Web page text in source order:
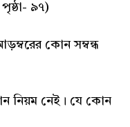
৯৭)
কোন সম্বন্ধ
নিয়ম নেই। যে কোন